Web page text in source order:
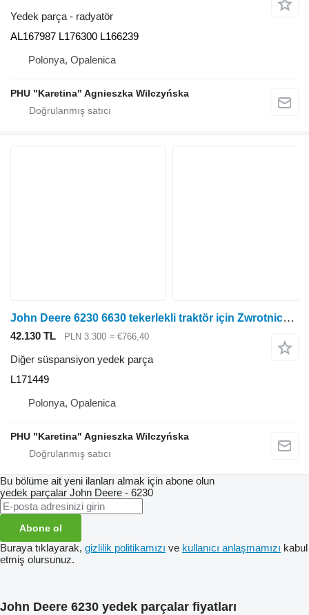
Yedek parça - radyatör
AL167987 L176300 L166239
Polonya, Opalenica
PHU "Karetina" Agnieszka Wilczyńska
John Deere 6230 6630 tekerlekli traktör için Zwrotnica Prawa Obudowa John Deere 6230 6630 Sağ Direksiyon Mafsal Muhafazası L171449
42.130 TL PLN 3.300 ≈ €766,40
Diğer süspansiyon yedek parça
L171449
Polonya, Opalenica
PHU "Karetina" Agnieszka Wilczyńska
Bu bölüme ait yeni ilanları almak için abone olun
yedek parçalar John Deere - 6230
Abone ol
Buraya tıklayarak, gizlilik politikamızı ve kullanıcı anlaşmamızı kabul
etmiş olursunuz.
John Deere 6230 yedek parçalar fiyatları